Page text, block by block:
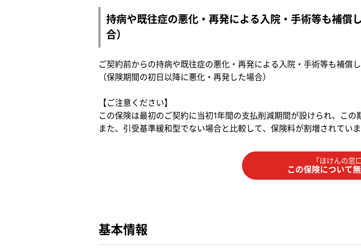
持病や既往症の悪化・再発による入院・手術等も補償
合）
ご契約前からの持病や既往症の悪化・再発による入院・手術等も補償し
（保険期間の初日以降に悪化・再発した場合）
【ご注意ください】
この保険は最初のご契約に当初1年間の支払削減期間が設けられ、こ
また、引受基準緩和型でない場合と比較して、保険料が割増されていま
「ほけんの窓
この保険について
基本情報